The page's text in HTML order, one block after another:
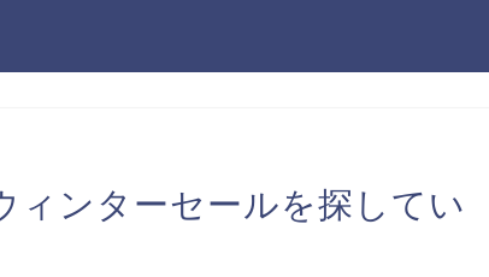
ィンターセールを探してい